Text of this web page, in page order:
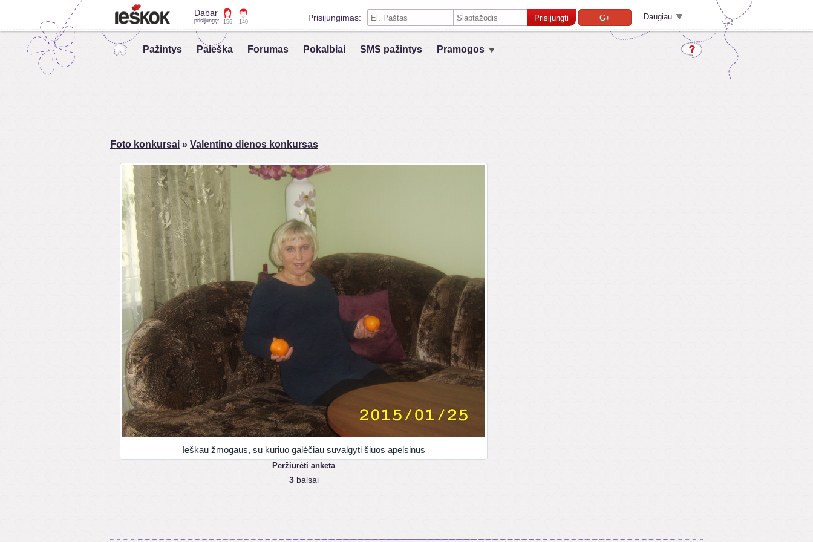
Dabar
prisijungę: 156 140 Prisijungimas: Prisijungti G+
Prisiminti mane šiame kompiuteryje
Daugiau
Pažintys Paieška Forumas Pokalbiai SMS pažintys Pramogos
Foto konkursai » Valentino dienos konkursas
Ieškau žmogaus, su kuriuo galėčiau suvalgyti šiuos apelsinus
Peržiūrėti anketa
3balsai